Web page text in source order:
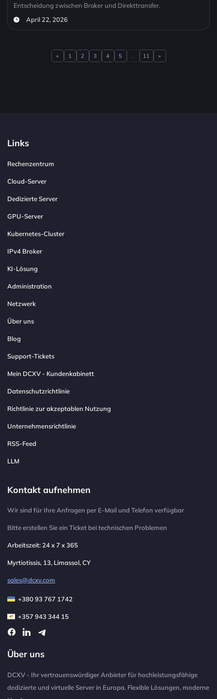
Entscheidung zwischen Broker und Direkttransfer.
April 22, 2026
«Previous
1 2 3 4 5 11 Next
»
Links
Rechenzentrum
Cloud-Server
Dedizierte Server
GPU-Server
Kubernetes-Cluster
IPv4 Broker
KI-Lösung
Administration
Netzwerk
Über uns
Blog
Support-Tickets
Mein DCXV - Kundenkabinett
Datenschutzrichtlinie
Richtlinie zur akzeptablen Nutzung
Unternehmensrichtlinie
RSS-Feed
LLM
Kontakt aufnehmen
Wir sind für Ihre Anfragen per E-Mail und Telefon verfügbar
Bitte erstellen Sie ein Ticket bei technischen Problemen
Arbeitszeit: 24 x 7 x 365
Myrtiotissis, 13, Limassol, CY
sales@dcxv.com
+380 93 767 1742
+357 943 344 15
Über uns
DCXV - Ihr vertrauenswürdiger Anbieter für hochleistungsfähige
dedizierte und virtuelle Server in Europa. Flexible Lösungen, moderne